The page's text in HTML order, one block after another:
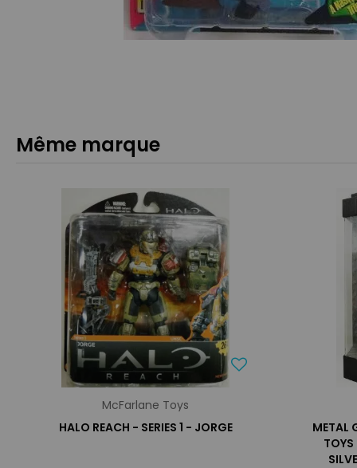
Même marque
McFarlane Toys
HALO REACH - SERIES 1 - JORGE
METAL
TOYS